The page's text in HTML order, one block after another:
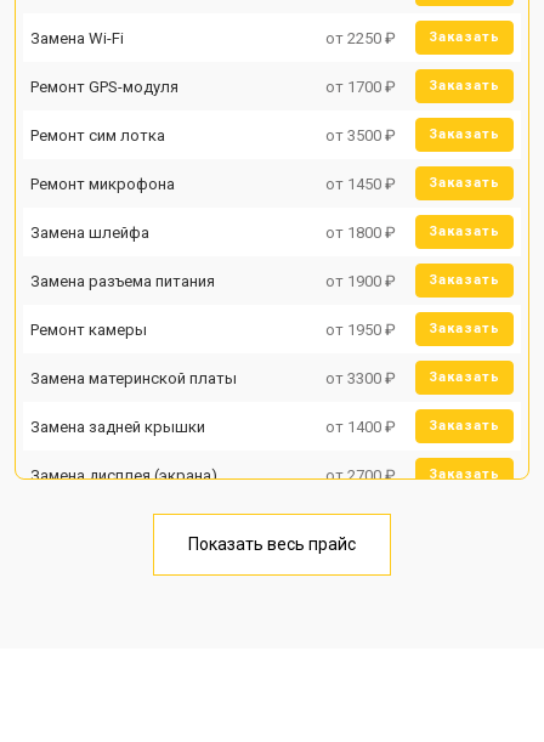
Замена Wi-Fi от 2250 ₽ Заказать
Ремонт GPS-модуля от 1700 ₽ Заказать
Ремонт сим лотка от 3500 ₽ Заказать
Ремонт микрофона от 1450 ₽ Заказать
Замена шлейфа от 1800 ₽ Заказать
Замена разъема питания от 1900 ₽ Заказать
Ремонт камеры от 1950 ₽ Заказать
Замена материнской платы от 3300 ₽ Заказать
Замена задней крышки от 1400 ₽ Заказать
Замена дисплея (экрана) от 2700 ₽ Заказать
Замена кнопки включения от 1750 ₽
Показать весь прайс